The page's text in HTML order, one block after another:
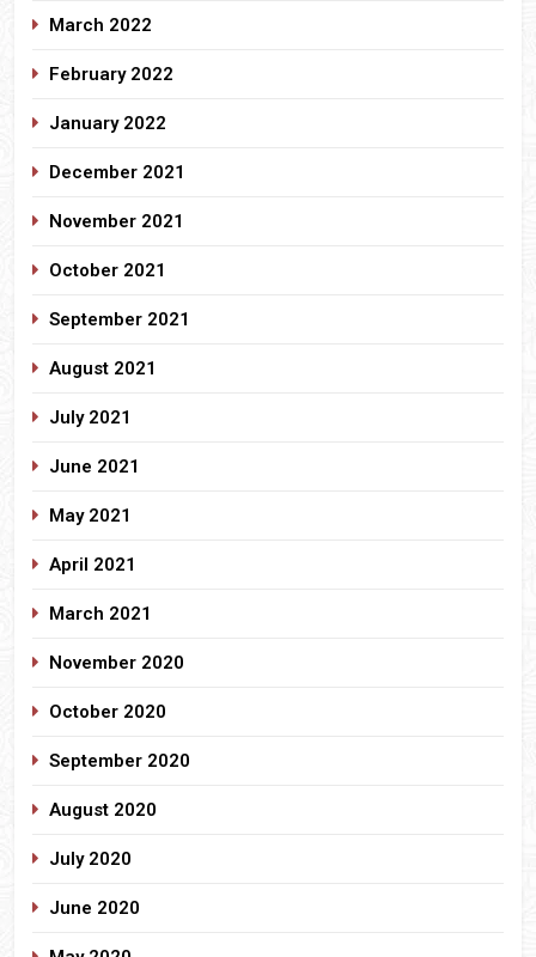
March 2022
February 2022
January 2022
December 2021
November 2021
October 2021
September 2021
August 2021
July 2021
June 2021
May 2021
April 2021
March 2021
November 2020
October 2020
September 2020
August 2020
July 2020
June 2020